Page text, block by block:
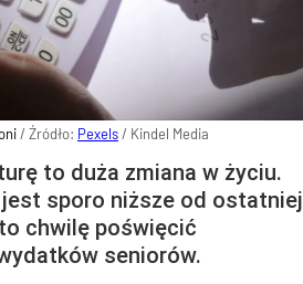
/ Źródło: Pexels/ Kindel Media
to duża zmiana w życiu.
jest sporo niższe od ostatniej
chwilę poświęcić
seniorów.